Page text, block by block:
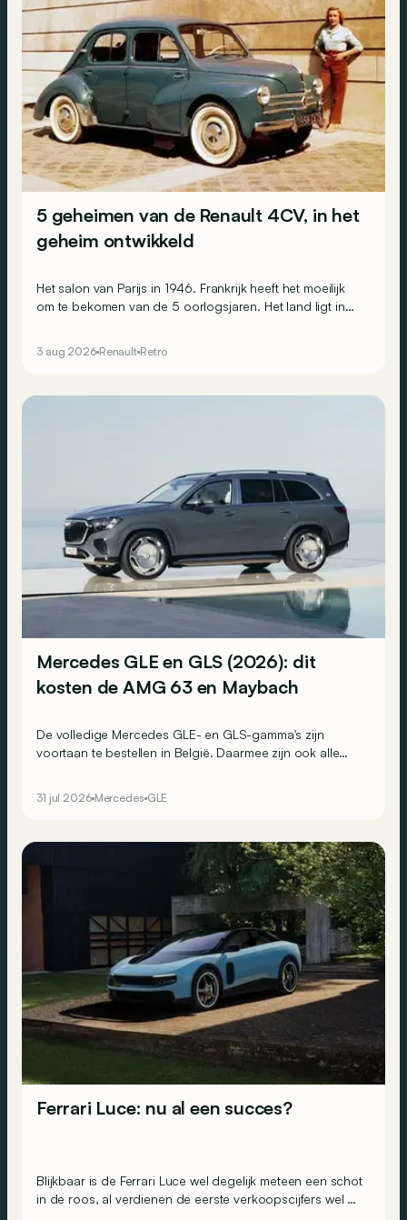
5 geheimen van de Renault 4CV, in het
geheim ontwikkeld
Het salon van Parijs in 1946. Frankrijk heeft het moeilijk
om te bekomen van de 5 oorlogsjaren. Het land ligt in
Renault-stand, waar men de toekomst bezingt.
3 aug 2026 Renault Retro
Mercedes GLE en GLS (2026): dit
kosten de AMG 63 en Maybach
De volledige Mercedes GLE- en GLS-gamma's zijn
voortaan te bestellen in België. Daarmee zijn ook alle
31 jul 2026 Mercedes GLE
Ferrari Luce: nu al een succes?
Blijkbaar is de Ferrari Luce wel degelijk meteen een schot
in de roos, al verdienen de eerste verkoopscijfers wel de